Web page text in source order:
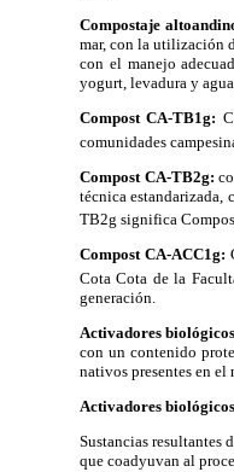
Compostaje
mar, con la utilización
con el manejo
yogurt, levadura y
Compost CA-TB1g:
comunidades
Compost CA-TB2g:
técnica estandarizada,
TB2g significa
Compost CA-ACC1g:
Cota Cota de la
generación.
Activadores
con un contenido
nativos presentes en
Activadores
Sustancias resultantes
que coadyuvan al